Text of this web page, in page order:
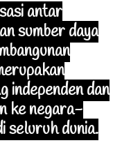
antar
sumber daya
independen dan
ke negara-
seluruh dunia.